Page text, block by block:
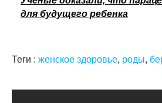
для будущего ребенка
Теги : женское здоровье, роды,